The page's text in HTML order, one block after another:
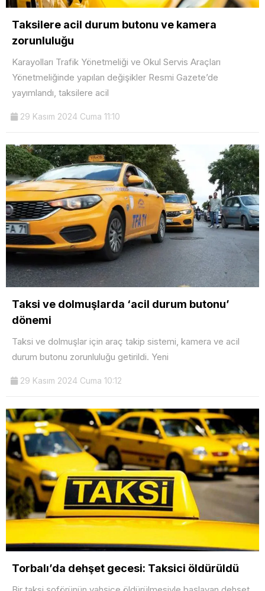
Taksilere acil durum butonu ve kamera
zorunluluğu
Karayolları Trafik Yönetmeliği ve Okul Servis Araçları
Yönetmeliğinde yapılan değişikler Resmi Gazete’de
yayımlandı, taksilere acil
29 Kasım 2024 Cuma 11:10
Taksi ve dolmuşlarda ‘acil durum butonu’
dönemi
Taksi ve dolmuşlar için araç takip sistemi, kamera ve acil
durum butonu zorunluluğu getirildi. Yeni
29 Kasım 2024 Cuma 10:12
Torbalı’da dehşet gecesi: Taksici öldürüldü